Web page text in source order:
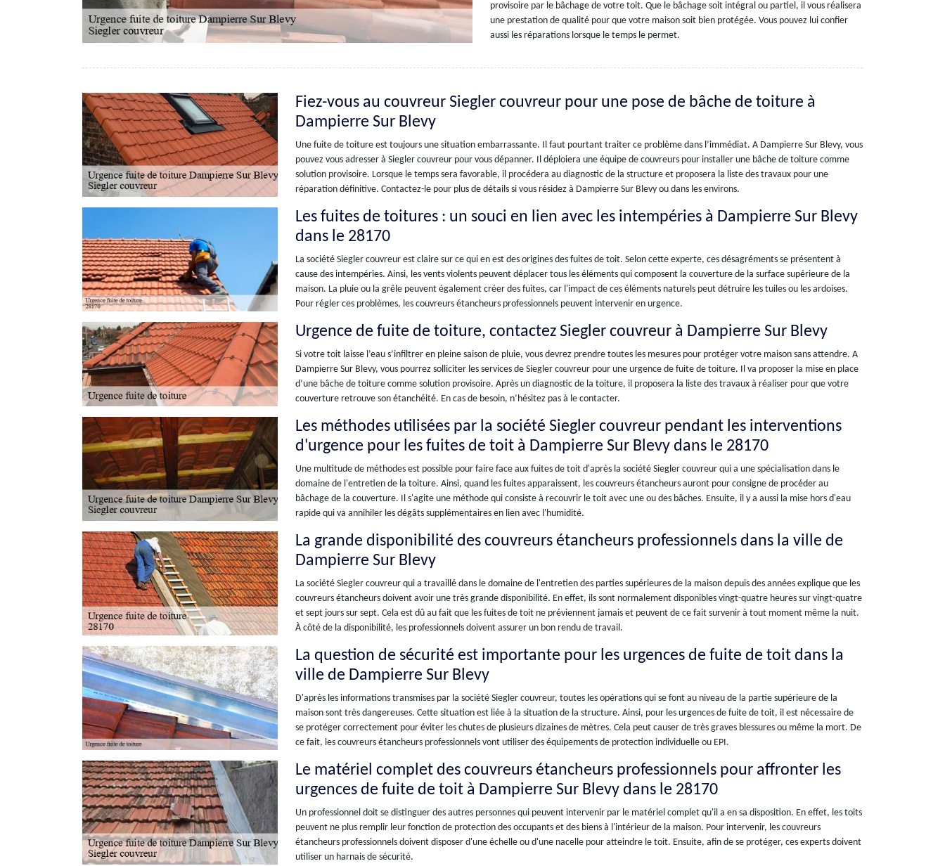
provisoire par le bâchage de votre toit. Que le bâchage soit intégral ou partiel, il vous réalisera
une prestation de qualité pour que votre maison soit bien protégée. Vous pouvez lui confier
aussi les réparations lorsque le temps le permet.
Fiez-vous au couvreur Siegler couvreur pour une pose de bâche de toiture à
Dampierre Sur Blevy
Une fuite de toiture est toujours une situation embarrassante. Il faut pourtant traiter ce problème dans l’immédiat. A Dampierre Sur Blevy, vous
pouvez vous adresser à Siegler couvreur pour vous dépanner. Il déploiera une équipe de couvreurs pour installer une bâche de toiture comme
solution provisoire. Lorsque le temps sera favorable, il procédera au diagnostic de la structure et proposera la liste des travaux pour une
réparation définitive. Contactez-le pour plus de détails si vous résidez à Dampierre Sur Blevy ou dans les environs.
Les fuites de toitures : un souci en lien avec les intempéries à Dampierre Sur Blevy
dans le 28170
La société Siegler couvreur est claire sur ce qui en est des origines des fuites de toit. Selon cette experte, ces désagréments se présentent à
cause des intempéries. Ainsi, les vents violents peuvent déplacer tous les éléments qui composent la couverture de la surface supérieure de la
maison. La pluie ou la grêle peuvent également créer des fuites, car l'impact de ces éléments naturels peut détruire les tuiles ou les ardoises.
Pour régler ces problèmes, les couvreurs étancheurs professionnels peuvent intervenir en urgence.
Urgence de fuite de toiture, contactez Siegler couvreur à Dampierre Sur Blevy
Si votre toit laisse l’eau s’infiltrer en pleine saison de pluie, vous devrez prendre toutes les mesures pour protéger votre maison sans attendre. A
Dampierre Sur Blevy, vous pourrez solliciter les services de Siegler couvreur pour une urgence de fuite de toiture. Il va proposer la mise en place
d’une bâche de toiture comme solution provisoire. Après un diagnostic de la toiture, il proposera la liste des travaux à réaliser pour que votre
couverture retrouve son étanchéité. En cas de besoin, n’hésitez pas à le contacter.
Les méthodes utilisées par la société Siegler couvreur pendant les interventions
d'urgence pour les fuites de toit à Dampierre Sur Blevy dans le 28170
Une multitude de méthodes est possible pour faire face aux fuites de toit d'après la société Siegler couvreur qui a une spécialisation dans le
domaine de l'entretien de la toiture. Ainsi, quand les fuites apparaissent, les couvreurs étancheurs auront pour consigne de procéder au
bâchage de la couverture. Il s'agite une méthode qui consiste à recouvrir le toit avec une ou des bâches. Ensuite, il y a aussi la mise hors d'eau
rapide qui va annihiler les dégâts supplémentaires en lien avec l'humidité.
La grande disponibilité des couvreurs étancheurs professionnels dans la ville de
Dampierre Sur Blevy
La société Siegler couvreur qui a travaillé dans le domaine de l'entretien des parties supérieures de la maison depuis des années explique que les
couvreurs étancheurs doivent avoir une très grande disponibilité. En effet, ils sont normalement disponibles vingt-quatre heures sur vingt-quatre
et sept jours sur sept. Cela est dû au fait que les fuites de toit ne préviennent jamais et peuvent de ce fait survenir à tout moment même la nuit.
À côté de la disponibilité, les professionnels doivent assurer un bon rendu de travail.
La question de sécurité est importante pour les urgences de fuite de toit dans la
ville de Dampierre Sur Blevy
D'après les informations transmises par la société Siegler couvreur, toutes les opérations qui se font au niveau de la partie supérieure de la
maison sont très dangereuses. Cette situation est liée à la situation de la structure. Ainsi, pour les urgences de fuite de toit, il est nécessaire de
se protéger correctement pour éviter les chutes de plusieurs dizaines de mètres. Cela peut causer de très graves blessures ou même la mort. De
ce fait, les couvreurs étancheurs professionnels vont utiliser des équipements de protection individuelle ou EPI.
Le matériel complet des couvreurs étancheurs professionnels pour affronter les
urgences de fuite de toit à Dampierre Sur Blevy dans le 28170
Un professionnel doit se distinguer des autres personnes qui peuvent intervenir par le matériel complet qu'il a en sa disposition. En effet, les toits
peuvent ne plus remplir leur fonction de protection des occupants et des biens à l'intérieur de la maison. Pour intervenir, les couvreurs
étancheurs professionnels doivent disposer d'une échelle ou d'une nacelle pour atteindre le toit. Ensuite, afin de se protéger, ces experts doivent
utiliser un harnais de sécurité.